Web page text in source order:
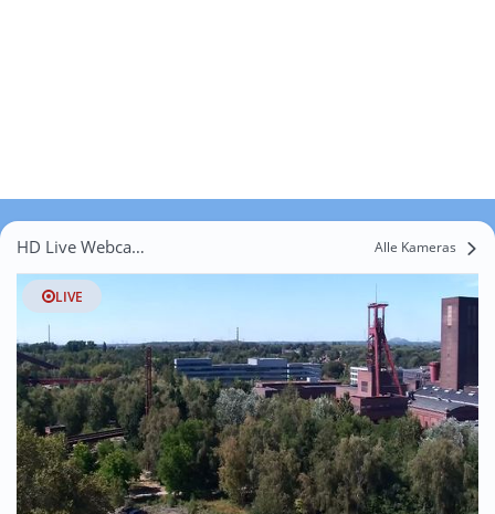
HD Live Webcams Maria Veen Alle Kameras
LIVE